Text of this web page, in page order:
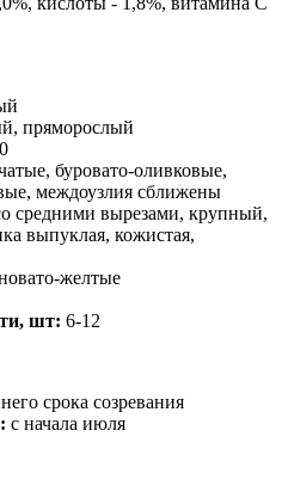
пряморослый
буровато-оливковые,
междоузлия сближены
средними вырезами, крупный,
выпуклая, кожистая,
желтые
шт: 6-12
срока созревания
с начала июля